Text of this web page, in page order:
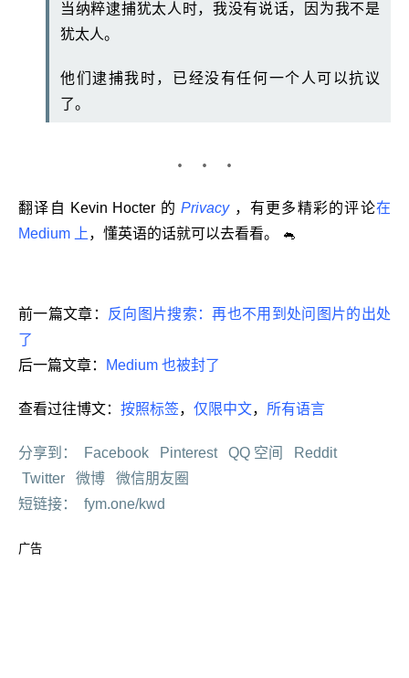
当纳粹逮捕犹太人时，我没有说话，因为我不是
犹太人。
他们逮捕我时，已经没有任何一个人可以抗议
了。
翻译自 Kevin Hocter 的Privacy，有更多精彩的评论在
Medium 上，懂英语的话就可以去看看。 🐁
前一篇文章： 反向图片搜索：再也不用到处问图片的出处
了
后一篇文章：
Medium 也被封了
查看过往博文： 按照标签， 仅限中文， 所有语言
分享到： Facebook Pinterest QQ 空间
Reddit
Twitter
微博
微信朋友圈
短链接：
fym.one/kwd
广告